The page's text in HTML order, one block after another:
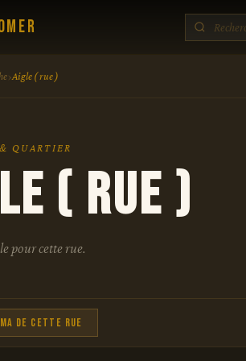
›Aigle ( rue )
QUARTIER
( rue )
pour cette rue.
de cette rue